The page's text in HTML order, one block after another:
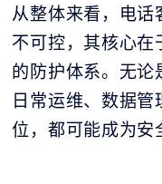
从整体来看，电
不可控，其核心
的防护体系。无
日常运维、数据
位，都可能成为安